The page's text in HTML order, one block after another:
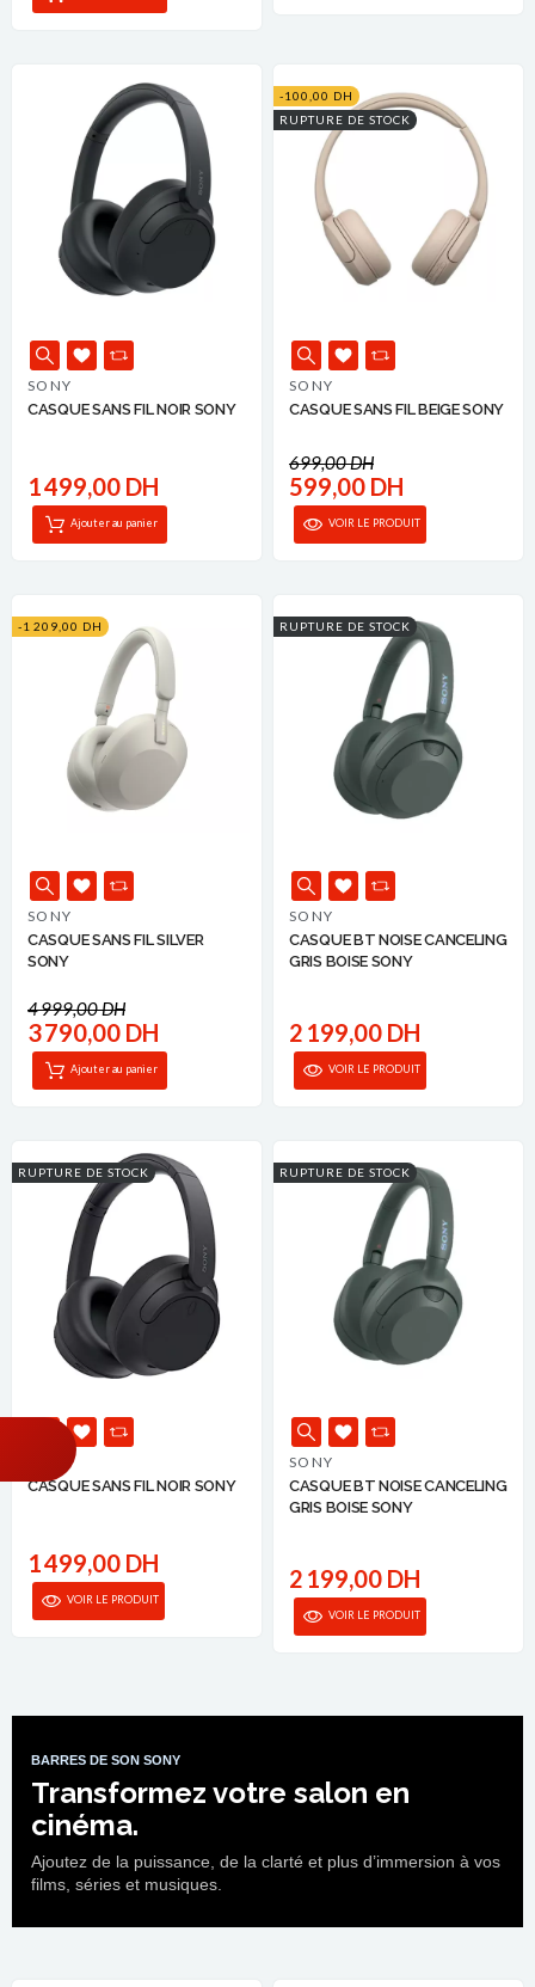
SONY
CASQUE SANS FIL NOIR SONY
1 499,00 DH
Ajouter au panier
-100,00 DH
RUPTURE DE STOCK
SONY
CASQUE SANS FIL BEIGE SONY
699,00 DH
599,00 DH
VOIR LE PRODUIT
-1 209,00 DH
SONY
CASQUE SANS FIL SILVER
SONY
4 999,00 DH
3 790,00 DH
Ajouter au panier
RUPTURE DE STOCK
SONY
CASQUE BT NOISE CANCELING
GRIS BOISE SONY
2 199,00 DH
VOIR LE PRODUIT
RUPTURE DE STOCK
SONY
CASQUE SANS FIL NOIR SONY
1 499,00 DH
VOIR LE PRODUIT
RUPTURE DE STOCK
SONY
CASQUE BT NOISE CANCELING
GRIS BOISE SONY
2 199,00 DH
VOIR LE PRODUIT
BARRES DE SON SONY
Transformez votre salon en
cinéma.
Ajoutez de la puissance, de la clarté et plus d’immersion à vos
films, séries et musiques.
Un conseil Sony ?
Parler à un conseiller